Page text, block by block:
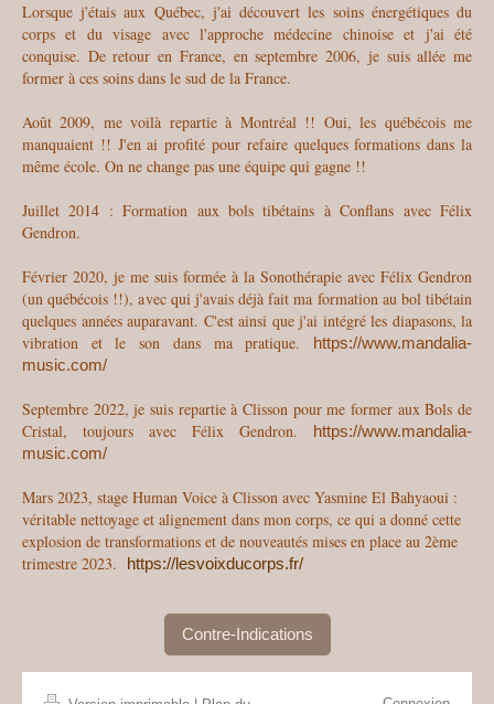
Lorsque j'étais aux Québec, j'ai découvert les soins énergétiques du
corps et du visage avec l'approche médecine chinoise et j'ai été
conquise. De retour en France, en septembre 2006, je suis allée me
former à ces soins dans le sud de la France.
Août 2009, me voilà repartie à Montréal !! Oui, les québécois me
manquaient !! J'en ai profité pour refaire quelques formations dans la
même école. On ne change pas une équipe qui gagne !!
Juillet 2014 : Formation aux bols tibétains à Conflans avec Félix
Gendron.
Février 2020, je me suis formée à la Sonothérapie avec Félix Gendron
(un québécois !!), avec qui j'avais déjà fait ma formation au bol tibétain
quelques années auparavant. C'est ainsi que j'ai intégré les diapasons, la
vibration et le son dans ma pratique. https://www.mandalia-
music.com/
Septembre 2022, je suis repartie à Clisson pour me former aux Bols de
Cristal, toujours avec Félix Gendron.
https://www.mandalia-
music.com/
Mars 2023, stage Human Voice à Clisson avec Yasmine El Bahyaoui :
véritable nettoyage et alignement dans mon corps, ce qui a donné cette
explosion de transformations et de nouveautés mises en place au 2ème
trimestre 2023.
https://lesvoixducorps.fr/
Contre-Indications